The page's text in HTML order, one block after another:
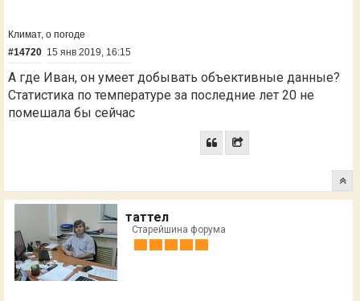
Климат, о погоде
#14720 15 янв 2019, 16:15
А где Иван, он умеет добывать объективные данные?
Статистика по температуре за последние лет 20 не
помешала бы сейчас
таттел
Старейшина форума